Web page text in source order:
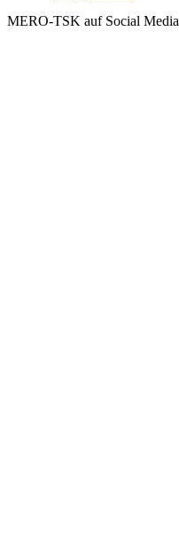
MERO-TSK auf Social Media